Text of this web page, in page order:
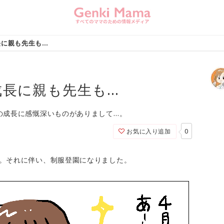
親も先生も…
に親も先生も…
長に感慨深いものがありまして…。
お気に入り追加 0
れに伴い、制服登園になりました。